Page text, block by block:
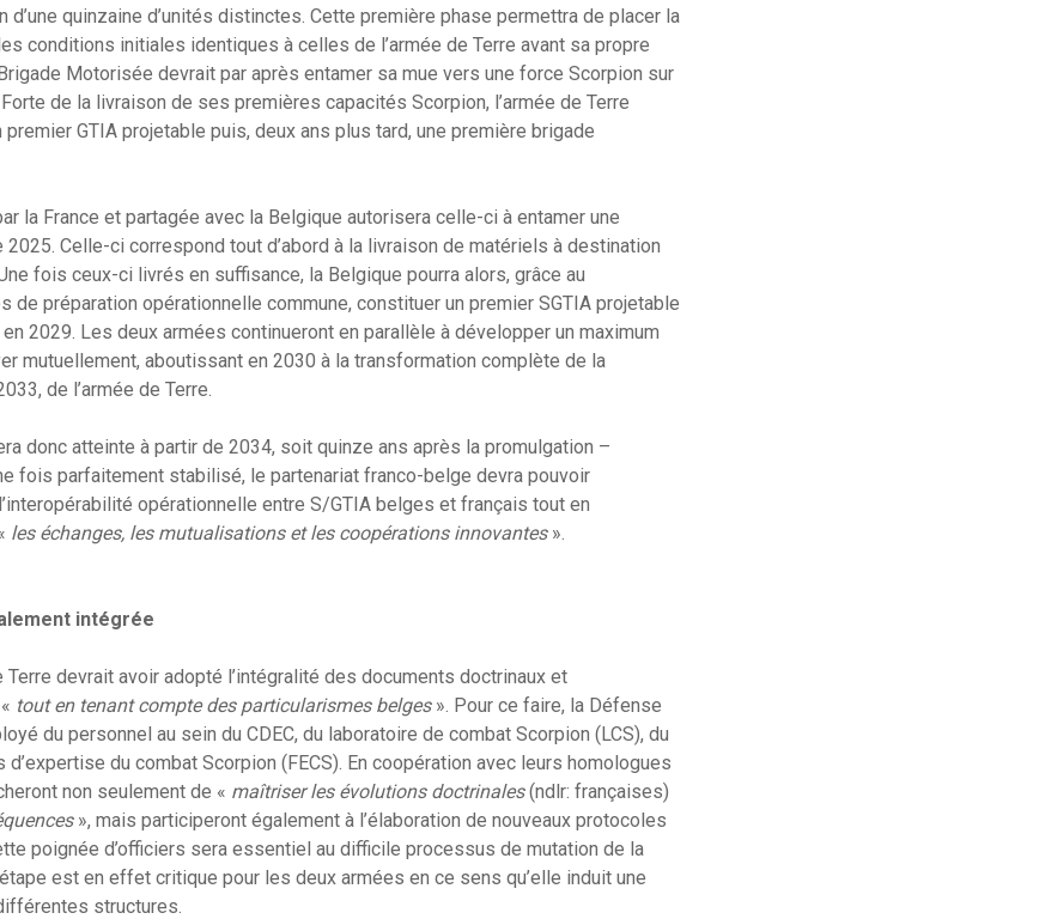
d’une quinzaine d’unités distinctes. Cette première phase permettra de placer la
conditions initiales identiques à celles de l’armée de Terre avant sa propre
Motorisée devrait par après entamer sa mue vers une force Scorpion sur
de la livraison de ses premières capacités Scorpion, l’armée de Terre
premier GTIA projetable puis, deux ans plus tard, une première brigade
la France et partagée avec la Belgique autorisera celle-ci à entamer une
Celle-ci correspond tout d’abord à la livraison de matériels à destination
fois ceux-ci livrés en suffisance, la Belgique pourra alors, grâce au
de préparation opérationnelle commune, constituer un premier SGTIA projetable
en 2029. Les deux armées continueront en parallèle à développer un maximum
mutuellement, aboutissant en 2030 à la transformation complète de la
de l’armée de Terre.
donc atteinte à partir de 2034, soit quinze ans après la promulgation –
fois parfaitement stabilisé, le partenariat franco-belge devra pouvoir
opérationnelle entre S/GTIA belges et français tout en
les échanges, les mutualisations et les coopérations innovantes».
intégrée
Terre devrait avoir adopté l’intégralité des documents doctrinaux et
tout en tenant compte des particularismes belges». Pour ce faire, la Défense
du personnel au sein du CDEC, du laboratoire de combat Scorpion (LCS), du
du combat Scorpion (FECS). En coopération avec leurs homologues
non seulement de « maîtriser les évolutions doctrinales(ndlr: françaises)
», mais participeront également à l’élaboration de nouveaux protocoles
poignée d’officiers sera essentiel au difficile processus de mutation de la
est en effet critique pour les deux armées en ce sens qu’elle induit une
structures.